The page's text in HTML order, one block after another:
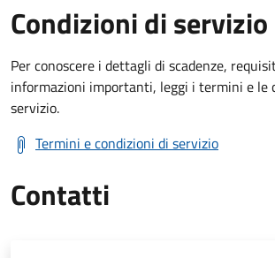
Condizioni di servizio
Per conoscere i dettagli di scadenze,
informazioni importanti, leggi i termini e le
servizio.
Termini e condizioni di servizio
Contatti